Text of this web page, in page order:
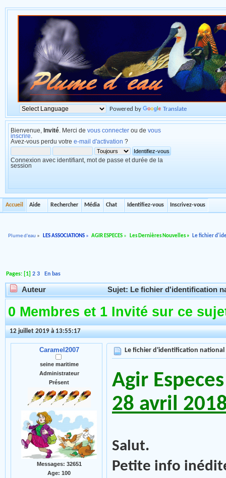
Powered by Translate
Bienvenue, Invité . Merci de vous connecter ou de vous
inscrire
Avez-vous perdu votre e-mail d'activation ?
Connexion avec identifiant, mot de passe et durée de la
session
Accueil Aide Rechercher Média Chat Identifiez-vous Inscrivez-vous
Plume d'eau » LES ASSOCIATIONS» AGIR ESPECES » Les Dernières Nouvelles» Le fichier
Pages: [1]2 3 En bas
Auteur Sujet: Le fichier d'identification
0 Membres et 1 Invité sur ce
12 juillet 2019 à 13:55:17
Caramel2007
seine maritime
Administrateur
Présent
Messages: 32651
Age: 100
Le fichier d'identification national
Agir Especes
28 avril
Salut.
Petite info